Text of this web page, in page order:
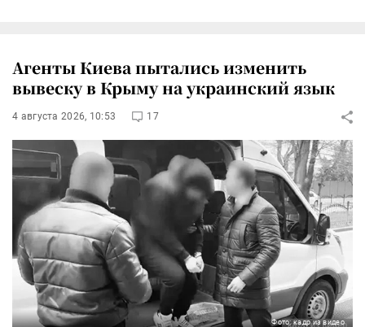
Агенты Киева пытались изменить
вывеску в Крыму на украинский язык
4 августа 2026, 10:53 17
Фото: кадр из видео